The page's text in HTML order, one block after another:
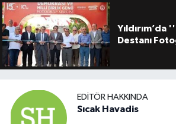
Yıldırım’da
Destanı
EDITÖR HAKKINDA
Sıcak Havadis